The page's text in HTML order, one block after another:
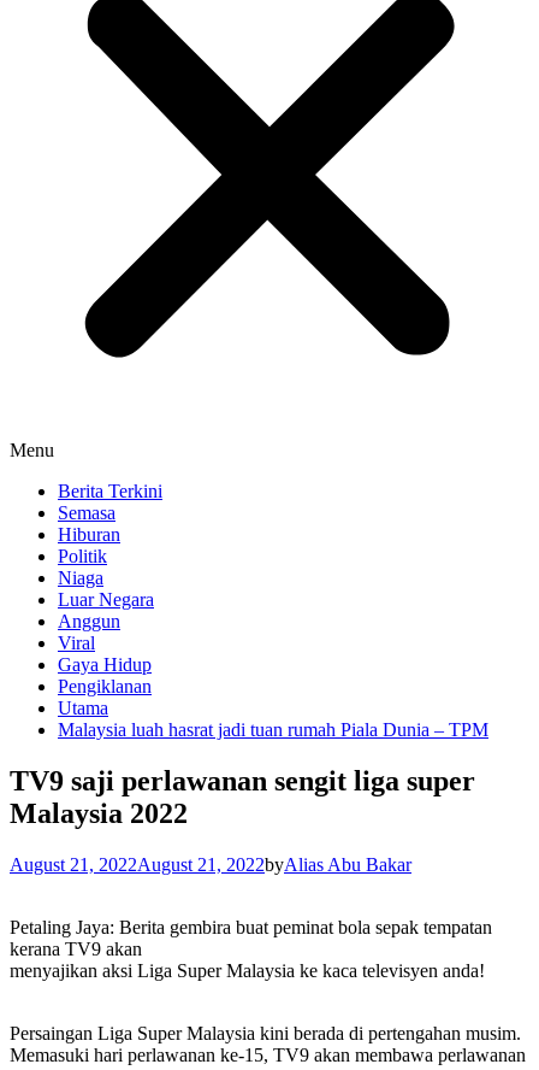
Menu
Berita Terkini
Semasa
Hiburan
Politik
Niaga
Luar Negara
Anggun
Viral
Gaya Hidup
Pengiklanan
Utama
Malaysia luah hasrat jadi tuan rumah Piala Dunia – TPM
TV9 saji perlawanan sengit liga super
Malaysia 2022
August 21, 2022August 21, 2022byAlias Abu Bakar
Petaling Jaya: Berita gembira buat peminat bola sepak tempatan
kerana TV9 akan
menyajikan aksi Liga Super Malaysia ke kaca televisyen anda!
Persaingan Liga Super Malaysia kini berada di pertengahan musim.
Memasuki hari perlawanan ke-15, TV9 akan membawa perlawanan